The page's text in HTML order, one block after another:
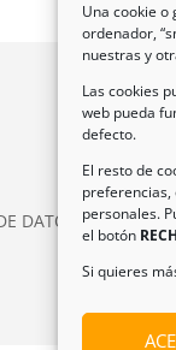
Una cookie
ordenador,
nuestras y
Las cookies
web pueda
defecto.
El resto de
preferencias,
personales.
el botón
Si quieres
DATOS